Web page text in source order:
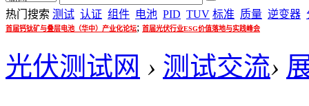
热门搜索 测试 认证 组件 电池 PID TUV 标准 质量 逆变器
首届钙钛矿与叠层电池（华中）产业化论坛; 首届光伏行业ESG价值落地与实践峰会
光伏测试网 › 测试交流›